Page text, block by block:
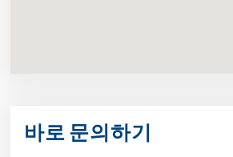
바로 문의하기